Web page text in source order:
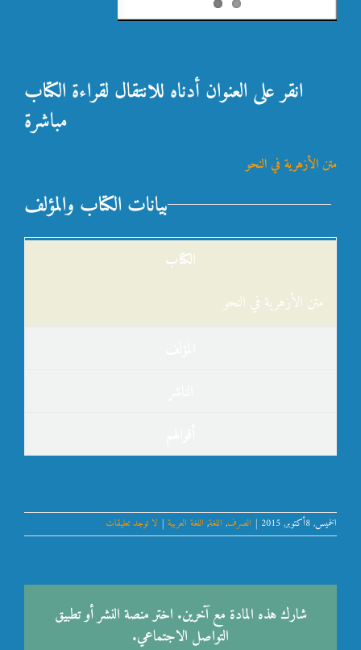
انقر على العنوان أدناه للانتقال لقراءة الكتاب
مباشرة
متن الأزهرية في النحو
بيانات الكتاب والمؤلف
الكتاب
متن الأزهرية في النحو
الخميس, 8أكتوبر, 2015 | الصرف, اللغة, اللغة العربية | لا توجد تعليقات
شارك هذه المادة مع آخرين. اختر منصة النشر أو تطبيق
التواصل الاجتماعي.